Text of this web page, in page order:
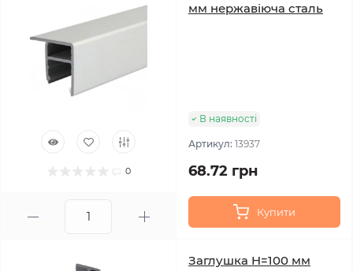
0
мм нержавіюча сталь
В наявності
Артикул: 13937
68.72 грн
Купити
Заглушка H=100 мм